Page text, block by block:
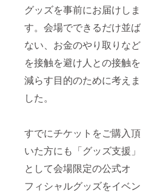
グッズを事前にお届けしま
す。会場でできるだけ並ば
ない、お金のやり取りなど
を接触を避け人との接触を
減らす目的のために考えま
した。
すでにチケットをご購入頂
いた方にも「グッズ支援」
として会場限定の公式オ
フィシャルグッズをイベン